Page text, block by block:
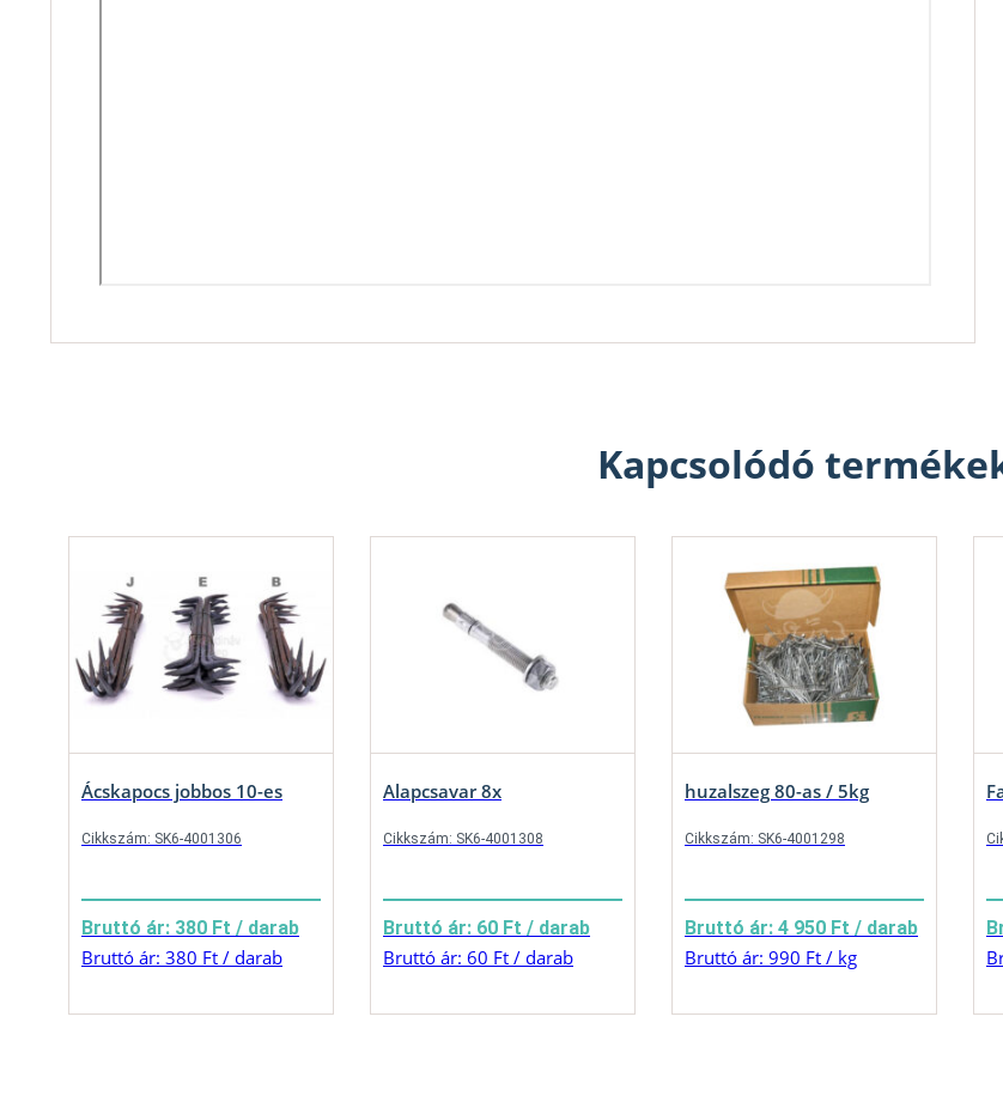
Kapcsolódó
Ácskapocs jobbos 10-es
Cikkszám: SK6-4001306
Bruttó ár: 380 Ft / darab
Bruttó ár: 380 Ft / darab
Alapcsavar 8x
Cikkszám: SK6-4001308
Bruttó ár: 60 Ft / darab
Bruttó ár: 60 Ft / darab
huzalszeg 80-as / 5kg
Cikkszám: SK6-4001298
Bruttó ár: 4 950 Ft / darab
Bruttó ár: 990 Ft / kg